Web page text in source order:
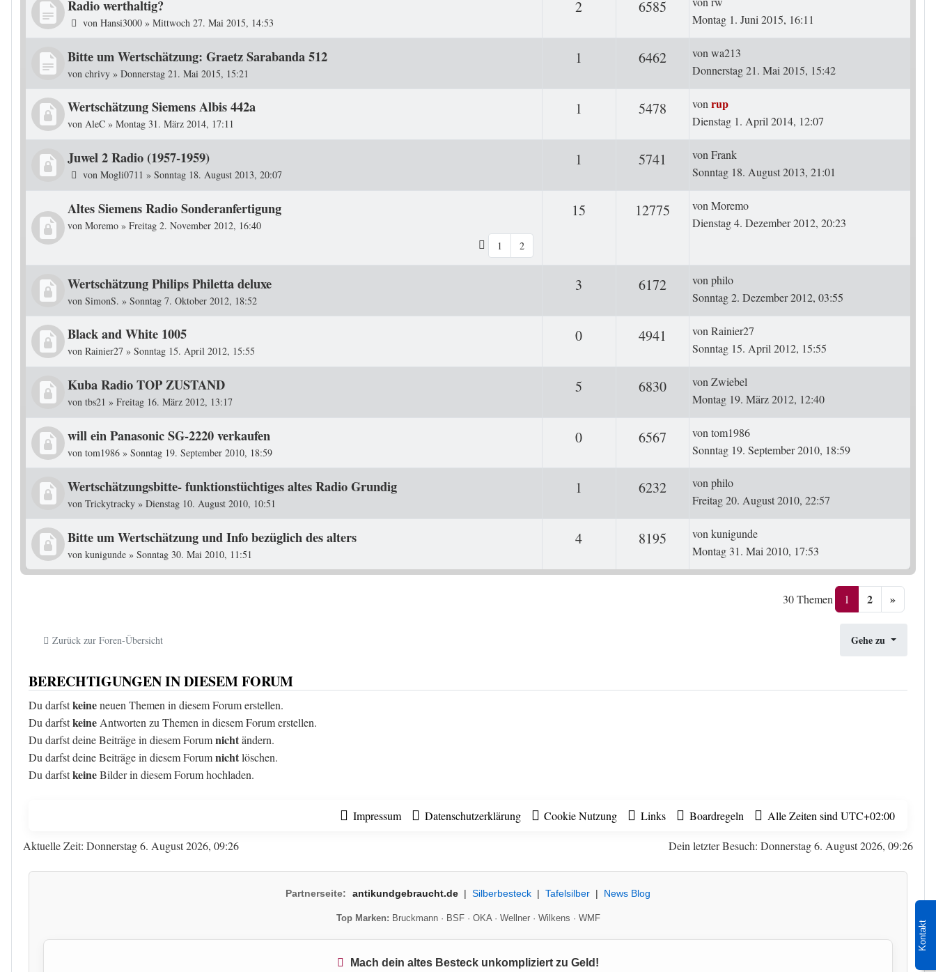
Kontakt
Radio werthaltig?
von Hansi3000 » Mittwoch 27. Mai 2015, 14:53
2Antworten6585 Zugriffe
Montag 1. Juni 2015, 16:11
Bitte um Wertschätzung: Graetz Sarabanda 512
von chrivy » Donnerstag 21. Mai 2015, 15:21
1 Antworten6462ZugriffeLetzter Beitrag
vonwa213
Donnerstag 21. Mai 2015, 15:42
Wertschätzung Siemens Albis 442a
von AleC » Montag 31. März 2014, 17:11
1 Antworten5478 ZugriffeLetzter Beitrag
vonrup
Dienstag 1. April 2014, 12:07
Juwel 2 Radio (1957-1959)
von Mogli0711 » Sonntag 18. August 2013, 20:07
1 Antworten5741 ZugriffeLetzter Beitrag
vonFrank
Sonntag 18. August 2013, 21:01
Altes Siemens Radio Sonderanfertigung
von Moremo » Freitag 2. November 2012, 16:40
1
2
15 Antworten12775 Zugriffe
Letzter Beitrag
vonMoremo
Dienstag 4. Dezember 2012, 20:23
Wertschätzung Philips Philetta deluxe
von SimonS. » Sonntag 7. Oktober 2012, 18:52
3 Antworten6172ZugriffeLetzter Beitrag
vonphilo
Sonntag 2. Dezember 2012, 03:55
Black and White 1005
von Rainier27 » Sonntag 15. April 2012, 15:55
0Antworten4941 ZugriffeLetzter Beitrag
vonRainier27
Sonntag 15. April 2012, 15:55
Kuba Radio TOP ZUSTAND
von tbs21 » Freitag 16. März 2012, 13:17
5 Antworten6830ZugriffeLetzter Beitrag
vonZwiebel
Montag 19. März 2012, 12:40
will ein Panasonic SG-2220 verkaufen
von tom1986 » Sonntag 19. September 2010, 18:59
0Antworten6567 ZugriffeLetzter Beitrag
vontom1986
Sonntag 19. September 2010, 18:59
Wertschätzungsbitte- funktionstüchtiges altes Radio Grundig
von Trickytracky » Dienstag 10. August 2010, 10:51
1 Antworten6232ZugriffeLetzter Beitrag
vonphilo
Freitag 20. August 2010, 22:57
Bitte um Wertschätzung und Info bezüglich des alters
von kunigunde » Sonntag 30. Mai 2010, 11:51
4Antworten8195 ZugriffeLetzter Beitrag
vonkunigunde
Montag 31. Mai 2010, 17:53
30 Themen 1 2 »
Zurück zur Foren-Übersicht Gehe zu
BERECHTIGUNGEN IN DIESEM FORUM
Du darfstkeineneuen Themen in diesem Forum erstellen.
Du darfstkeine Antworten zu Themen in diesem Forum erstellen.
Du darfst deine Beiträge in diesem Forumnichtändern.
Du darfst deine Beiträge in diesem Forumnichtlöschen.
Du darfstkeineBilder in diesem Forum hochladen.
Impressum Datenschutzerklärung Cookie Nutzung Links Boardregeln Alle Zeiten sind UTC+02:00
Dein letzter Besuch: Donnerstag 6. August 2026, 09:26
Aktuelle Zeit: Donnerstag 6. August 2026, 09:26
Partnerseite: antikundgebraucht.de | Silberbesteck | Tafelsilber | News Blog
Top Marken: Bruckmann· BSF· OKA· Wellner· Wilkens · WMF
Mach dein altes Besteck unkompliziert zu Geld!